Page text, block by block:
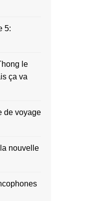
5:
le
ça va
de voyage
nouvelle